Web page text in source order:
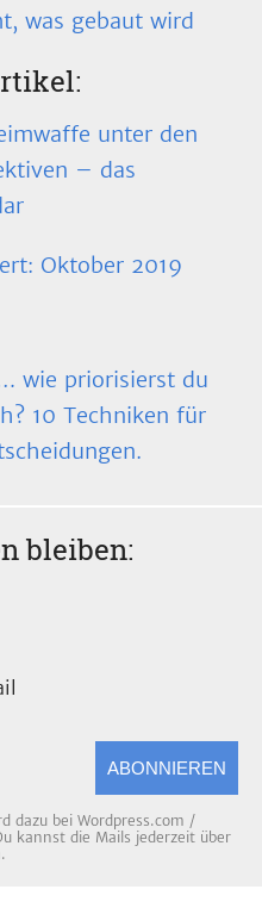
was gebaut wird
unter den
– das
Oktober 2019
wie priorisierst du
10 Techniken für
bleiben:
ABONNIEREN
dazu bei Wordpress.com /
kannst die Mails jederzeit über